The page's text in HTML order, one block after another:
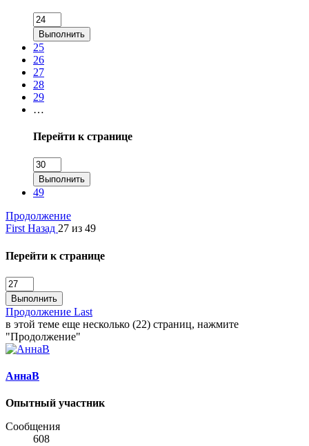
Выполнить
25
26
27
28
29
…
Перейти к странице
Выполнить
49
Продолжение
First Назад 27 из 49
Перейти к странице
Выполнить
Продолжение Last
в этой теме еще несколько (22) страниц, нажмите
"Продолжение"
АннаВ
Опытный участник
Сообщения
608